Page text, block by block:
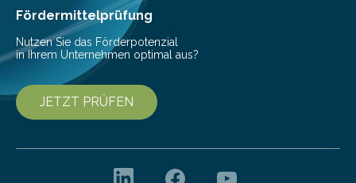
Fördermittelprüfung
Nutzen Sie das Förderpotenzial
in Ihrem Unternehmen optimal aus?
JETZT PRÜFEN